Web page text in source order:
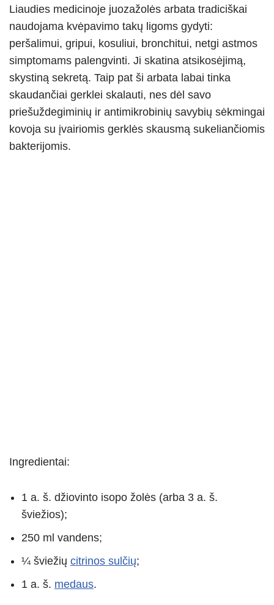
Liaudies medicinoje juozažolės arbata tradiciškai
naudojama kvėpavimo takų ligoms gydyti:
peršalimui, gripui, kosuliui, bronchitui, netgi astmos
simptomams palengvinti. Ji skatina atsikosėjimą,
skystiną sekretą. Taip pat ši arbata labai tinka
skaudančiai gerklei skalauti, nes dėl savo
priešuždegiminių ir antimikrobinių savybių sėkmingai
kovoja su įvairiomis gerklės skausmą sukeliančiomis
bakterijomis.
Ingredientai:
1 a. š. džiovinto isopo žolės (arba 3 a. š.
šviežios);
250 ml vandens;
¼ šviežių citrinos sulčių;
1 a. š. medaus.